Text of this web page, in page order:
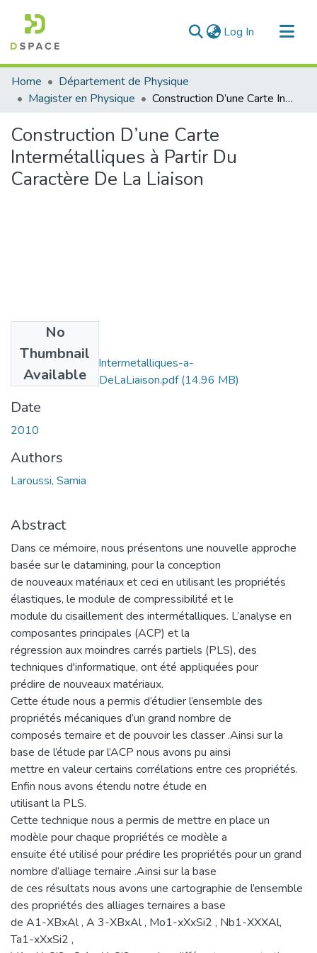
Log In (current)
Communities & Collections
All of DSpace
Home
Département de Physique
Magister en Physique
Construction D’une Carte Intermétalliques à Partir Du Caractère De La Liaison
Construction D’une Carte
Intermétalliques à Partir Du
Caractère De La Liaison
No
Thumbnail
Available
ConstructionCarteIntermetalliques-a-
PartirDuCaractereDeLaLiaison.pdf(14.96 MB)
Date
2010
Authors
Laroussi, Samia
Abstract
Dans ce mémoire, nous présentons une nouvelle approche
basée sur le datamining, pour la conception
de nouveaux matériaux et ceci en utilisant les propriétés
élastiques, le module de compressibilité et le
module du cisaillement des intermétalliques. L’analyse en
composantes principales (ACP) et la
régression aux moindres carrés partiels (PLS), des
techniques d'informatique, ont été appliquées pour
prédire de nouveaux matériaux.
Cette étude nous a permis d’étudier l’ensemble des
propriétés mécaniques d’un grand nombre de
composés ternaire et de pouvoir les classer .Ainsi sur la
base de l’étude par l’ACP nous avons pu ainsi
mettre en valeur certains corrélations entre ces propriétés.
Enfin nous avons étendu notre étude en
utilisant la PLS.
Cette technique nous a permis de mettre en place un
modèle pour chaque propriétés ce modèle a
ensuite été utilisé pour prédire les propriétés pour un grand
nombre d’alliage ternaire .Ainsi sur la base
de ces résultats nous avons une cartographie de l’ensemble
des propriétés des alliages ternaires a base
de A1-XBxAl , A 3-XBxAl , Mo1-xXxSi2 , Nb1-XXXAl,
Ta1-xXxSi2 ,